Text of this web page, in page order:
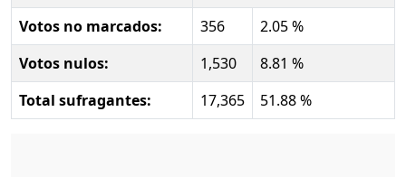
Votos no marcados:
356
2.05 %
Votos nulos:
1,530
8.81 %
Total sufragantes:
17,365 51.88 %